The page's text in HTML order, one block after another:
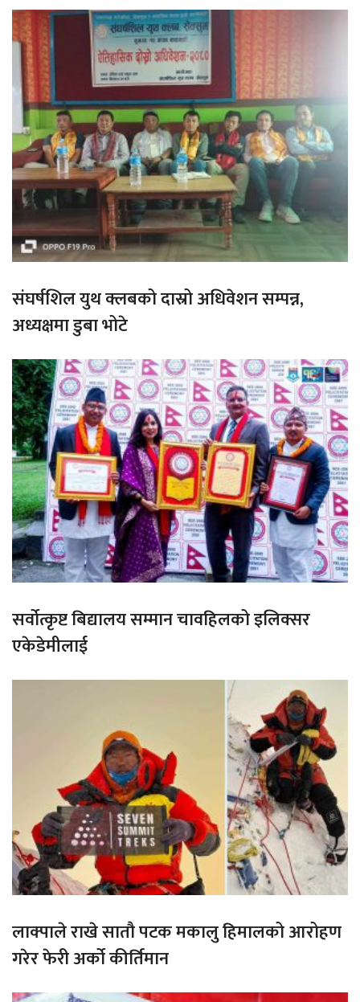
संघर्षशिल युथ क्लबको दास्रो अधिवेशन सम्पन्न,
अध्यक्षमा डुबा भोटे
सर्वोत्कृष्ट बिद्यालय सम्मान चावहिलको इलिक्सर
एकेडेमीलाई
लाक्पाले राखे सातौ पटक मकालु हिमालको आरोहण
गरेर फेरी अर्को कीर्तिमान